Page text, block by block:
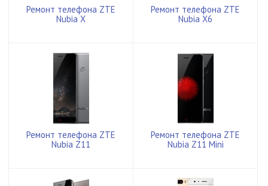
Ремонт телефона ZTE
Nubia X
Ремонт телефона ZTE
Nubia X6
Ремонт телефона ZTE
Nubia Z11
Ремонт телефона ZTE
Nubia Z11 Mini